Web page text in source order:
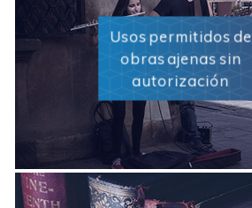
Usos permitidos de
obras ajenas sin
autorización